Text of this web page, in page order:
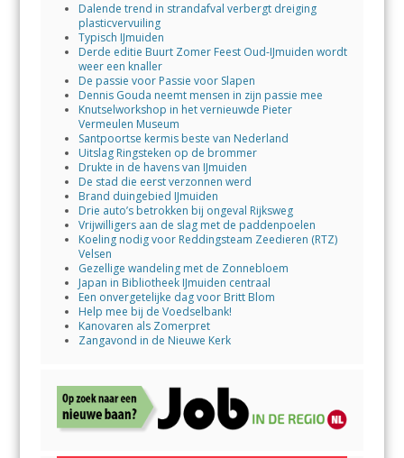
Dalende trend in strandafval verbergt dreiging
plasticvervuiling
Typisch IJmuiden
Derde editie Buurt Zomer Feest Oud-IJmuiden wordt
weer een knaller
De passie voor Passie voor Slapen
Dennis Gouda neemt mensen in zijn passie mee
Knutselworkshop in het vernieuwde Pieter
Vermeulen Museum
Santpoortse kermis beste van Nederland
Uitslag Ringsteken op de brommer
Drukte in de havens van IJmuiden
De stad die eerst verzonnen werd
Brand duingebied IJmuiden
Drie auto’s betrokken bij ongeval Rijksweg
Vrijwilligers aan de slag met de paddenpoelen
Koeling nodig voor Reddingsteam Zeedieren (RTZ)
Velsen
Gezellige wandeling met de Zonnebloem
Japan in Bibliotheek IJmuiden centraal
Een onvergetelijke dag voor Britt Blom
Help mee bij de Voedselbank!
Kanovaren als Zomerpret
Zangavond in de Nieuwe Kerk